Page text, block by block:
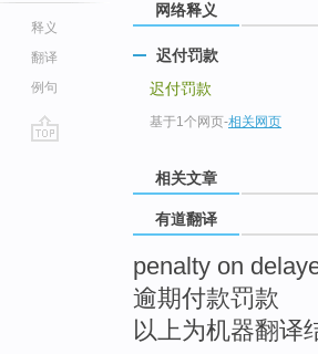
释义
翻译
例句
网络释义
迟付罚款
迟付罚款
基于1个网页-相关网页
相关文章
有道翻译
penalty on
逾期付款罚款
以上为机器翻译